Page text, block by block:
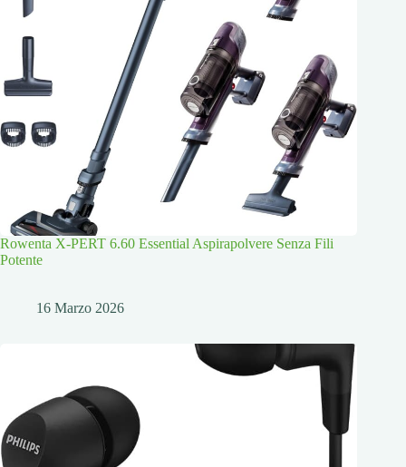
Rowenta X-PERT 6.60 Essential Aspirapolvere Senza Fili
Potente
16 Marzo 2026